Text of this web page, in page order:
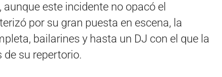
este incidente no opacó el
por su gran puesta en escena, la
bailarines y hasta un DJ con el que la
su repertorio.